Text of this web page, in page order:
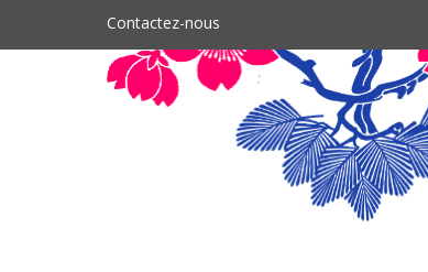
Contactez-nous